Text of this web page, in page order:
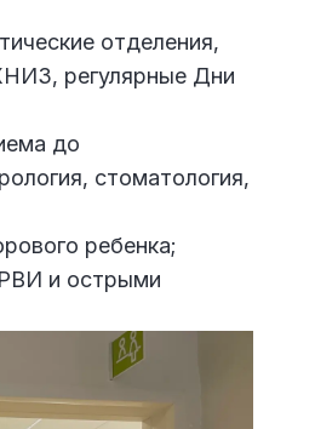
отделения,
регулярные Дни
до
стоматология,
ребенка;
и острыми